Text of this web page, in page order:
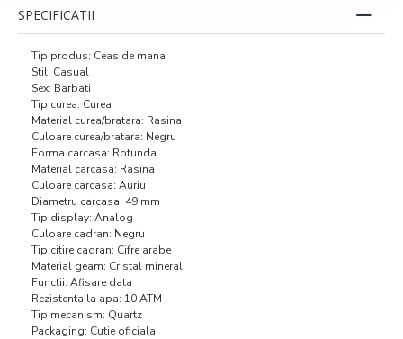
SPECIFICATII
Tip produs: Ceas de mana
Stil: Casual
Sex: Barbati
Tip curea: Curea
Material curea/bratara: Rasina
Culoare curea/bratara: Negru
Forma carcasa: Rotunda
Material carcasa: Rasina
Culoare carcasa: Auriu
Diametru carcasa: 49 mm
Tip display: Analog
Culoare cadran: Negru
Tip citire cadran: Cifre arabe
Material geam: Cristal mineral
Functii: Afisare data
Rezistenta la apa: 10 ATM
Tip mecanism: Quartz
Packaging: Cutie oficiala